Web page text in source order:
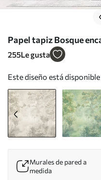
Papel tapiz Bosque
255Le gusta
Este diseño está
Murales de pared a
medida